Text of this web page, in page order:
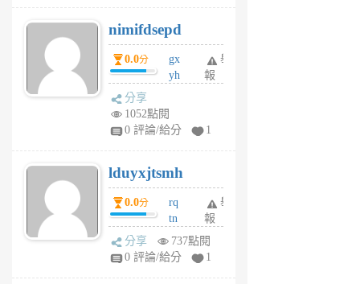
U
5
個
月
nimifdsepd
0.0分
gx
yh
jl
月
前
舉
報
分享
1052點閱
0 評論/給分
1
lduyxjtsmh
0.0分
rq
tn
jt
gl
舉
報
分享
737點閱
0 評論/給分
1